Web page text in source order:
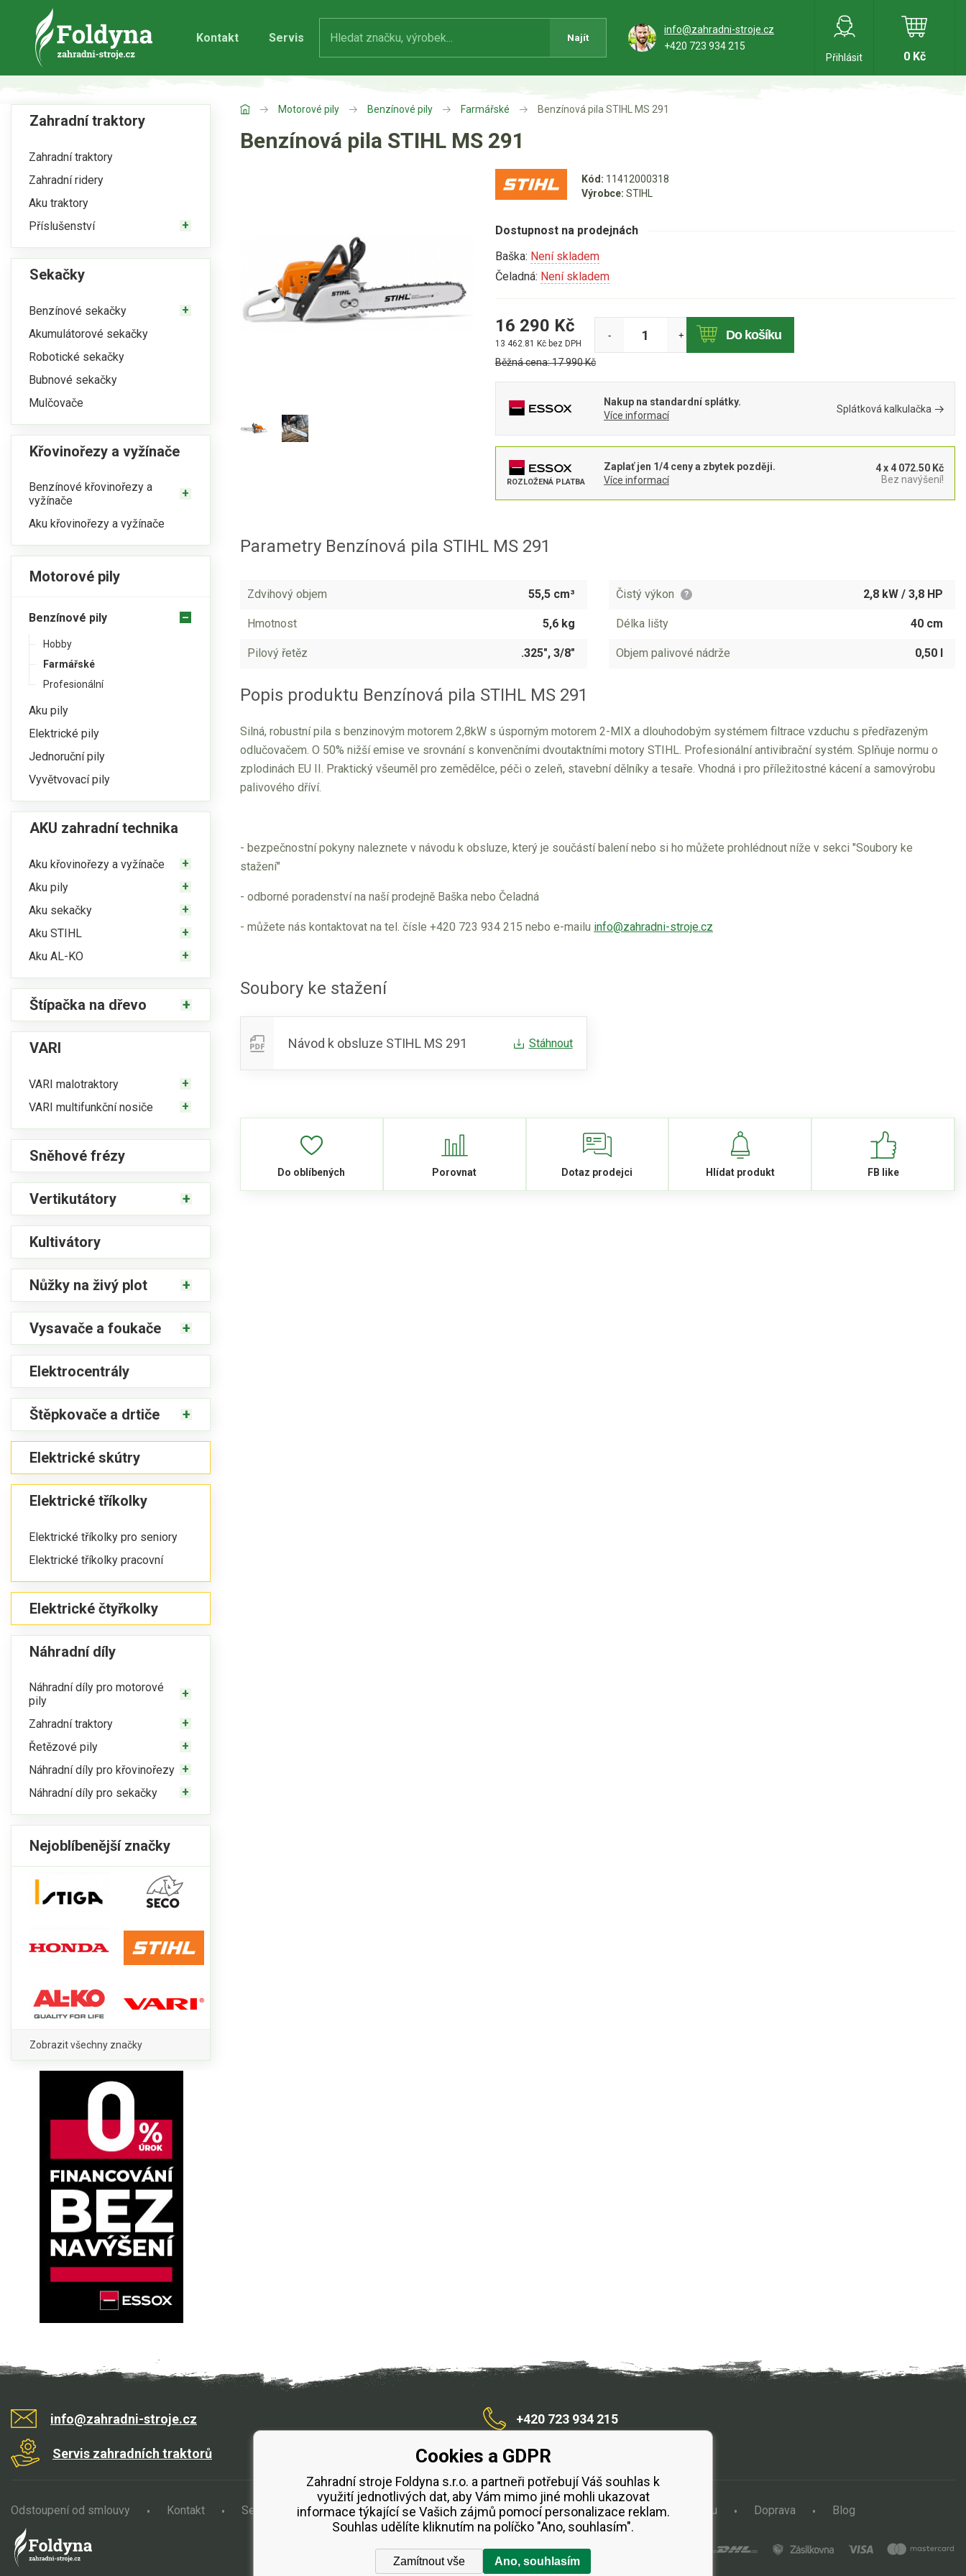
Kontakt Servis Najít
info@zahradni-stroje.cz
+420 723 934 215
Přihlásit
0 Kč
Zahradní traktory
Zahradní traktory
Zahradní ridery
Aku traktory
Příslušenství
Sekačky
Benzínové sekačky
Akumulátorové sekačky
Robotické sekačky
Bubnové sekačky
Mulčovače
Křovinořezy a vyžínače
Benzínové křovinořezy a
vyžínače
Aku křovinořezy a vyžínače
Motorové pily
Benzínové pily
Hobby
Farmářské
Profesionální
Aku pily
Elektrické pily
Jednoruční pily
Vyvětvovací pily
AKU zahradní technika
Aku křovinořezy a vyžínače
Aku pily
Aku sekačky
Aku STIHL
Aku AL-KO
Štípačka na dřevo
VARI
VARI malotraktory
VARI multifunkční nosiče
Sněhové frézy
Vertikutátory
Kultivátory
Nůžky na živý plot
Vysavače a foukače
Elektrocentrály
Štěpkovače a drtiče
Elektrické skútry
Elektrické tříkolky
Elektrické tříkolky pro seniory
Elektrické tříkolky pracovní
Elektrické čtyřkolky
Náhradní díly
Náhradní díly pro motorové
pily
Zahradní traktory
Řetězové pily
Náhradní díly pro křovinořezy
Náhradní díly pro sekačky
Nejoblíbenější značky
Zobrazit všechny značky
Motorové pily Benzínové pily Farmářské Benzínová pila STIHL MS 291
Benzínová pila STIHL MS 291
Kód: 11412000318
Výrobce: STIHL
Dostupnost na prodejnách
Baška: Není skladem
Čeladná: Není skladem
16 290 Kč
13 462.81 Kč bez DPH
Běžná cena:17 990Kč
- + Do košíku
Nakup na standardní splátky.
Více informací
Splátková kalkulačka
ROZLOŽENÁ PLATBA
Zaplať jen 1/4 ceny a zbytek později.
Více informací
4 x 4 072.50 Kč
Bez navýšení!
Parametry Benzínová pila STIHL MS 291
Zdvihový objem 55,5 cm³ Čistý výkon ? 2,8 kW / 3,8 HP
Hmotnost 5,6 kg Délka lišty 40 cm
Pilový řetěz .325", 3/8" Objem palivové nádrže 0,50 l
Popis produktu Benzínová pila STIHL MS 291
Silná, robustní pila s benzinovým motorem 2,8kW s úsporným motorem 2-MIX a dlouhodobým systémem filtrace vzduchu s předřazeným
odlučovačem. O 50% nižší emise ve srovnání s konvenčními dvoutaktními motory STIHL. Profesionální antivibrační systém. Splňuje normu o
zplodinách EU II. Praktický všeuměl pro zemědělce, péči o zeleň, stavební dělníky a tesaře. Vhodná i pro příležitostné kácení a samovýrobu
palivového dříví.
- bezpečnostní pokyny naleznete v návodu k obsluze, který je součástí balení nebo si ho můžete prohlédnout níže v sekci "Soubory ke
stažení"
- odborné poradenství na naší prodejně Baška nebo Čeladná
- můžete nás kontaktovat na tel. čísle +420 723 934 215 nebo e-mailu info@zahradni-stroje.cz
Soubory ke stažení
Návod k obsluze STIHL MS 291 Stáhnout
Do oblíbených Porovnat Dotaz prodejci Hlídat produkt FB like
info@zahradni-stroje.cz
Servis zahradních traktorů /zahradnístroje
+420 723 934 215
Odstoupení od smlouvy Kontakt Servis Obchodní podmínky Splátkový prodej ESSOX Půjčovna vertikutátoru Doprava Blog
Cookies a GDPR
Zahradní stroje Foldyna s.r.o. a partneři potřebují Váš souhlas k
využití jednotlivých dat, aby Vám mimo jiné mohli ukazovat
informace týkající se Vašich zájmů pomocí personalizace reklam.
Souhlas udělíte kliknutím na políčko "Ano, souhlasím".
Zamítnout vše Ano, souhlasím